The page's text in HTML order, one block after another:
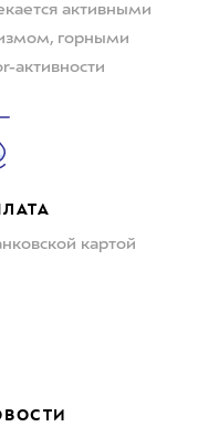
активными
горными
активности
картой